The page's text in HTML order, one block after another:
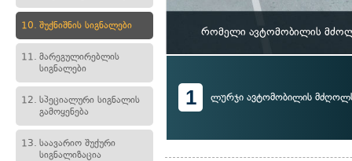
10. შუქნიშნის სიგნალები
11. მარეგულირებლის
სიგნალები
12. სპეციალური სიგნალის
გამოყენება
13. საავარიო შუქური
სიგნალიზაცია
რომელი ავტომობილის მძოლს
1 ლურჯი ავტომობილის